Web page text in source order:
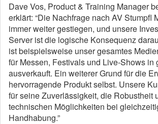
Dave Vos, Product & Training Manager
erklärt: “Die Nachfrage nach AV Stumpfl
immer weiter gestiegen, und unsere
Server ist die logische Konsequenz
ist beispielsweise unser gesamtes
für Messen, Festivals und Live-Shows in
ausverkauft. Ein weiterer Grund für die
hervorragende Produkt selbst. Unsere
für seine Zuverlässigkeit, die Robustheit
technischen Möglichkeiten bei
Handhabung.”